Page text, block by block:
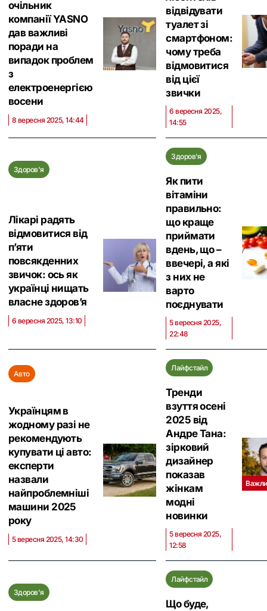
очільник
компанії YASNO
дав важливі
поради на
випадок проблем
з
електроенергією
восени
8 вересня 2025, 14:44
відвідувати
туалет зі
смартфоном:
чому треба
відмовитися
від цієї
звички
6 вересня 2025,
14:55
Здоров'я
Лікарі радять
відмовитися від
п’яти
повсякденних
звичок: ось як
українці нищать
власне здоров’я
6 вересня 2025, 13:10
Здоров'я
Як пити
вітаміни
правильно:
що краще
приймати
вдень, що –
ввечері, а які
з них не
варто
поєднувати
5 вересня 2025,
22:48
Авто
Українцям в
жодному разі не
рекомендують
купувати ці авто:
експерти
назвали
найпроблемніші
машини 2025
року
5 вересня 2025, 14:30
Лайфстайл
Тренди
взуття осені
2025 від
Андре Тана:
зірковий
дизайнер
показав
жінкам
модні
новинки
5 вересня 2025,
12:58
Здоров'я
Лайфстайл
Що буде,